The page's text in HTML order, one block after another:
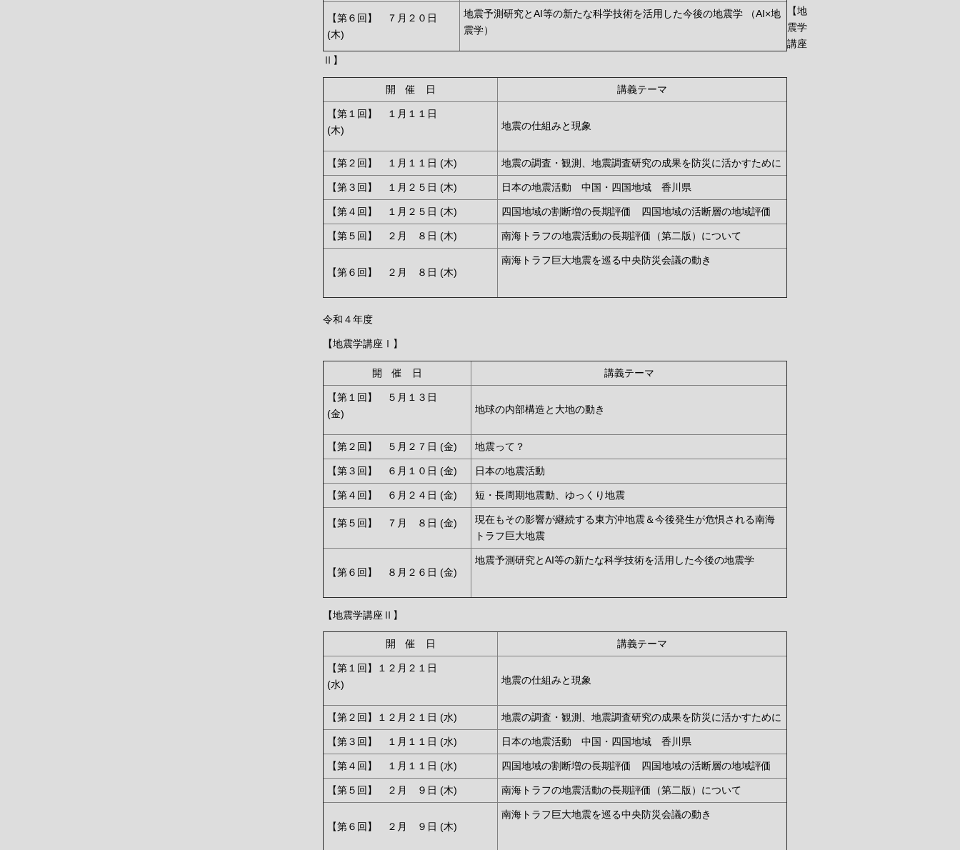
【第６回】 ７月２０日
(木)
地震予測研究とAI等の新たな科学技術を活用した今後の地震学 （AI×地
震学）
【地
震学
講座
Ⅱ】
開 催 日 講義テーマ
【第１回】 １月１１日
(木)
地震の仕組みと現象
【第２回】 １月１１日 (木) 地震の調査・観測、地震調査研究の成果を防災に活かすために
【第３回】 １月２５日 (木) 日本の地震活動 中国・四国地域 香川県
【第４回】 １月２５日 (木) 四国地域の割断増の長期評価 四国地域の活断層の地域評価
【第５回】 ２月 ８日 (木) 南海トラフの地震活動の長期評価（第二版）について
【第６回】 ２月 ８日 (木)
南海トラフ巨大地震を巡る中央防災会議の動き
令和４年度
【地震学講座Ⅰ】
開 催 日 講義テーマ
【第１回】 ５月１３日
(金)
地球の内部構造と大地の動き
【第２回】 ５月２７日 (金) 地震って？
【第３回】 ６月１０日 (金) 日本の地震活動
【第４回】 ６月２４日 (金) 短・長周期地震動、ゆっくり地震
【第５回】 ７月 ８日 (金)
現在もその影響が継続する東方沖地震＆今後発生が危惧される南海
トラフ巨大地震
【第６回】 ８月２６日 (金)
地震予測研究とAI等の新たな科学技術を活用した今後の地震学
【地震学講座Ⅱ】
開 催 日 講義テーマ
【第１回】１２月２１日
(水)
地震の仕組みと現象
【第２回】１２月２１日 (水) 地震の調査・観測、地震調査研究の成果を防災に活かすために
【第３回】 １月１１日 (水) 日本の地震活動 中国・四国地域 香川県
【第４回】 １月１１日 (水) 四国地域の割断増の長期評価 四国地域の活断層の地域評価
【第５回】 ２月 ９日 (木) 南海トラフの地震活動の長期評価（第二版）について
【第６回】 ２月 ９日 (木)
南海トラフ巨大地震を巡る中央防災会議の動き